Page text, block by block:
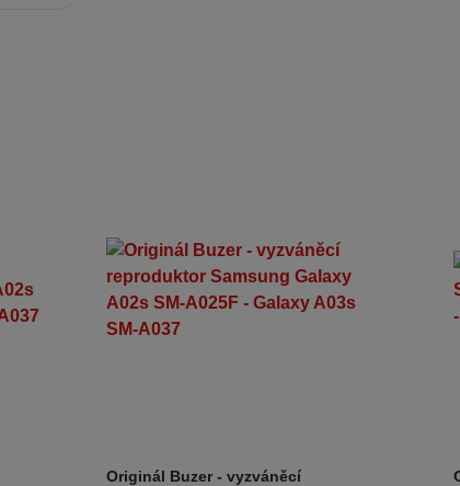
Originál Buzer - vyzváněcí